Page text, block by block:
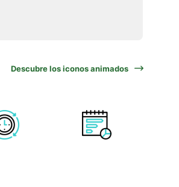
Descubre los iconos animados